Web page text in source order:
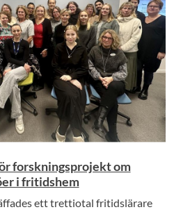
forskningsprojekt om
i fritidshem
ett trettiotal fritidslärare